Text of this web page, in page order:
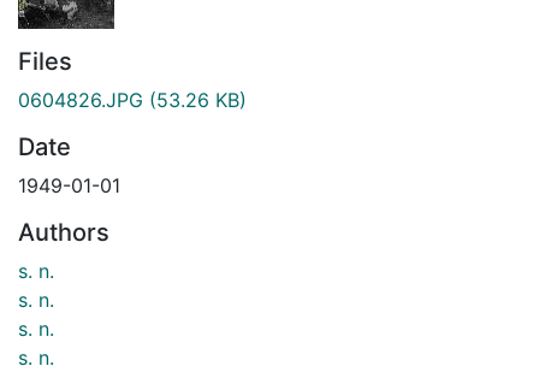
Files
0604826.JPG (53.26 KB)
Date
1949-01-01
Authors
s. n.
s. n.
s. n.
s. n.